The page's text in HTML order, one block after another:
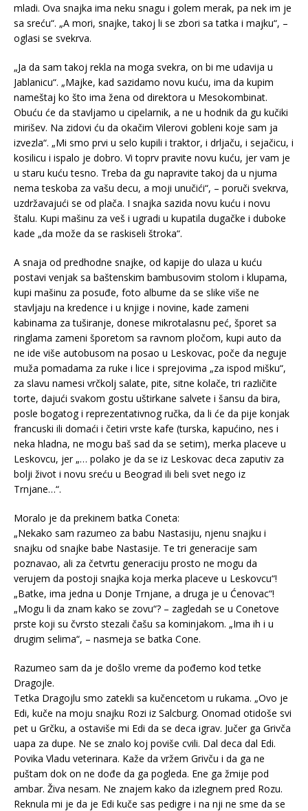
mladi. Ova snajka ima neku snagu i golem merak, pa nek im je
sa sreću“. „A mori, snajke, takoj li se zbori sa tatka i majku“, –
oglasi se svekrva.
„Ja da sam takoj rekla na moga svekra, on bi me udavija u
Jablanicu“. „Majke, kad sazidamo novu kuću, ima da kupim
nameštaj ko što ima žena od direktora u Mesokombinat.
Obuću će da stavljamo u cipelarnik, a ne u hodnik da gu kučiki
mirišev. Na zidovi ću da okačim Vilerovi gobleni koje sam ja
izvezla“. „Mi smo prvi u selo kupili i traktor, i drljaču, i sejačicu, i
kosilicu i ispalo je dobro. Vi toprv pravite novu kuću, jer vam je
u staru kuću tesno. Treba da gu napravite takoj da u njuma
nema teskoba za vašu decu, a moji unučići“, – poruči svekrva,
uzdržavajući se od plača. I snajka sazida novu kuću i novu
štalu. Kupi mašinu za veš i ugradi u kupatila dugačke i duboke
kade „da može da se raskiseli štroka“.
A snaja od predhodne snajke, od kapije do ulaza u kuću
postavi venjak sa baštenskim bambusovim stolom i klupama,
kupi mašinu za posuđe, foto albume da se slike više ne
stavljaju na kredence i u knjige i novine, kade zameni
kabinama za tuširanje, donese mikrotalasnu peć, šporet sa
ringlama zameni šporetom sa ravnom pločom, kupi auto da
ne ide više autobusom na posao u Leskovac, poče da neguje
muža pomadama za ruke i lice i sprejovima „za ispod mišku“,
za slavu namesi vrčkolj salate, pite, sitne kolače, tri različite
torte, dajući svakom gostu uštirkane salvete i šansu da bira,
posle bogatog i reprezentativnog ručka, da li će da pije konjak
francuski ili domaći i četiri vrste kafe (turska, kapućino, nes i
neka hladna, ne mogu baš sad da se setim), merka placeve u
Leskovcu, jer „… polako je da se iz Leskovac deca zaputiv za
bolji život i novu sreću u Beograd ili beli svet nego iz
Trnjane…“.
Moralo je da prekinem batka Coneta:
„Nekako sam razumeo za babu Nastasiju, njenu snajku i
snajku od snajke babe Nastasije. Te tri generacije sam
poznavao, ali za četvrtu generaciju prosto ne mogu da
verujem da postoji snajka koja merka placeve u Leskovcu“!
„Batke, ima jedna u Donje Trnjane, a druga je u Ćenovac“!
„Mogu li da znam kako se zovu“? – zagledah se u Conetove
prste koji su čvrsto stezali čašu sa kominjakom. „Ima ih i u
drugim selima“, – nasmeja se batka Cone.
Razumeo sam da je došlo vreme da pođemo kod tetke
Dragojle.
Tetka Dragojlu smo zatekli sa kučencetom u rukama. „Ovo je
Edi, kuče na moju snajku Rozi iz Salcburg. Onomad otidoše svi
pet u Grčku, a ostaviše mi Edi da se deca igrav. Jučer ga Grivča
uapa za dupe. Ne se znalo koj poviše cvili. Dal deca dal Edi.
Povika Vladu veterinara. Kaže da vržem Grivču i da ga ne
puštam dok on ne dođe da ga pogleda. Ene ga žmije pod
ambar. Živa nesam. Ne znajem kako da izlegnem pred Rozu.
Reknula mi je da je Edi kuče sas pedigre i na nji ne sme da se